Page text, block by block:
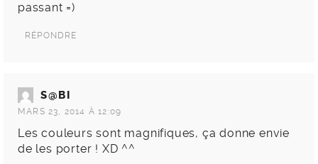
passant =)
RÉPONDRE
S@BI
MARS 23, 2014 À 12:09
Les couleurs sont magnifiques, ça donne envie
de les porter ! XD ^^